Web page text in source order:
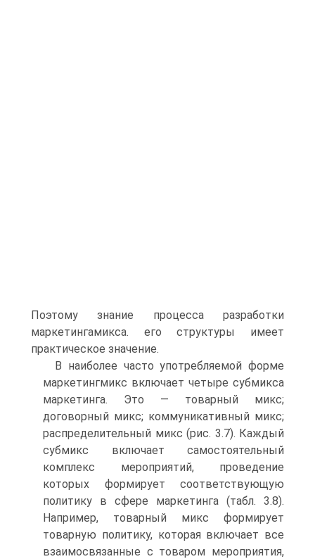
Поэтому знание процесса разработки
маркетингамикса. его структуры имеет
практическое значение.
В наиболее часто употребляемой форме
маркетингмикс включает четыре субмикса
маркетинга. Это — товарный микс;
договорный микс; коммуникативный микс;
распределительный микс (рис. 3.7). Каждый
субмикс включает самостоятельный
комплекс мероприятий, проведение
которых формирует соответствующую
политику в сфере маркетинга (табл. 3.8).
Например, товарный микс формирует
товарную политику, которая включает все
взаимосвязанные с товаром мероприятия,